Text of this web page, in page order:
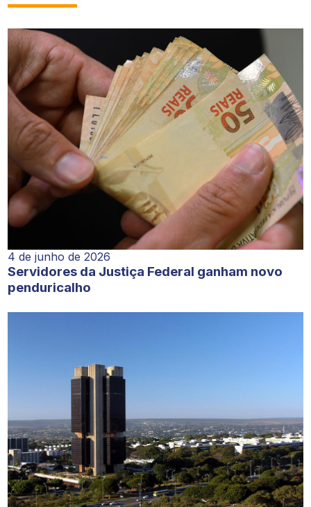
4 de junho de 2026
Servidores da Justiça Federal ganham novo
penduricalho